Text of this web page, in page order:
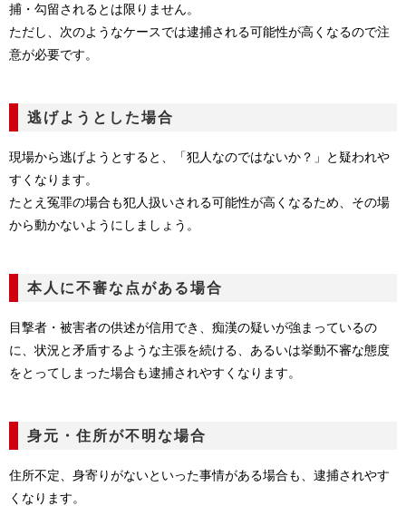
捕・勾留されるとは限りません。
ただし、次のようなケースでは逮捕される可能性が高くなるので注
意が必要です。
逃げようとした場合
現場から逃げようとすると、「犯人なのではないか？」と疑われや
すくなります。
たとえ冤罪の場合も犯人扱いされる可能性が高くなるため、その場
から動かないようにしましょう。
本人に不審な点がある場合
目撃者・被害者の供述が信用でき、痴漢の疑いが強まっているの
に、状況と矛盾するような主張を続ける、あるいは挙動不審な態度
をとってしまった場合も逮捕されやすくなります。
身元・住所が不明な場合
住所不定、身寄りがないといった事情がある場合も、逮捕されやす
くなります。